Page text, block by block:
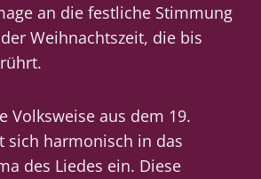
an die festliche Stimmung
Weihnachtszeit, die bis
Volksweise aus dem 19.
sich harmonisch in das
des Liedes ein. Diese